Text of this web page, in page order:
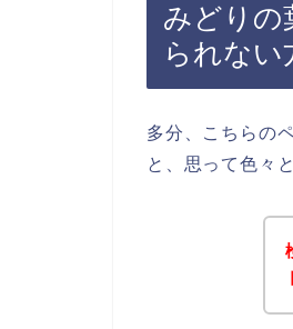
みどりの
られない
多分、こちらの
と、思って色々